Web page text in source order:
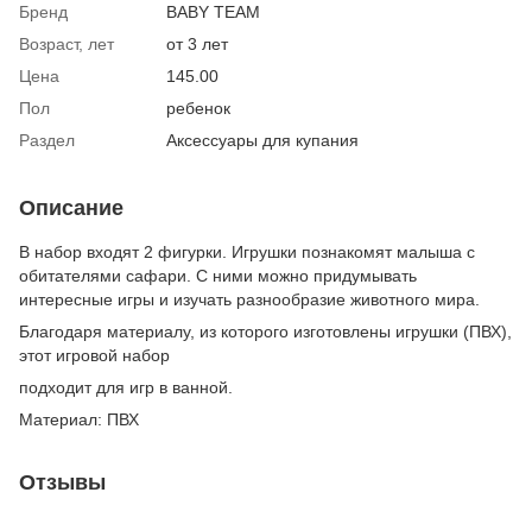
Бренд
BABY TEAM
Возраст, лет
от 3 лет
Цена
145.00
Пол
ребенок
Раздел
Аксессуары для купания
Описание
В набор входят 2 фигурки. Игрушки познакомят малыша с
обитателями сафари. С ними можно придумывать
интересные игры и изучать разнообразие животного мира.
Благодаря материалу, из которого изготовлены игрушки (ПВХ),
этот игровой набор
подходит для игр в ванной.
Материал: ПВХ
Отзывы